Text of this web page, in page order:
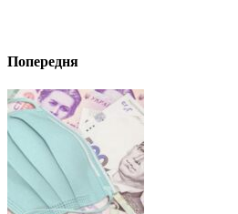
Попередня